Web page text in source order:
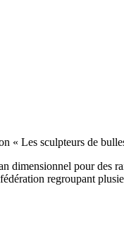
« Les sculpteurs de
pour des
regroupant